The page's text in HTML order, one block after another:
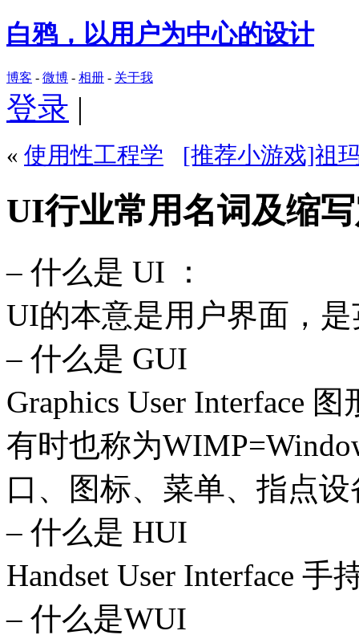
白鸦，以用户为中心的设计
博客 - 微博 - 相册 - 关于我
登录 |
« 使用性工程学 [推荐小游戏]祖
UI行业常用名词及缩
– 什么是 UI ：
UI的本意是用户界面，
– 什么是 GUI
Graphics User Interface
有时也称为
口、图标、菜单、指点设
– 什么是 HUI
Handset User Interface 手
– 什么是WUI